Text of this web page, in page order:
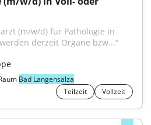
(m/w/d) für Pathologie in
derzeit Organe bzw..."
Bad Langensalza
Teilzeit
Vollzeit